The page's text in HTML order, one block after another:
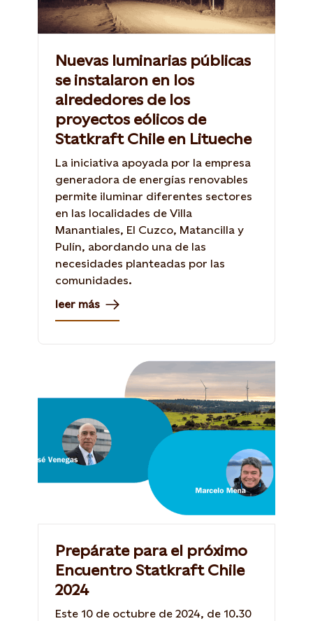
Nuevas luminarias públicas
se instalaron en los
alrededores de los
proyectos eólicos de
Statkraft Chile en Litueche
La iniciativa apoyada por la empresa
generadora de energías renovables
permite iluminar diferentes sectores
en las localidades de Villa
Manantiales, El Cuzco, Matancilla y
Pulín, abordando una de las
necesidades planteadas por las
comunidades.
leer más
Prepárate para el próximo
Encuentro Statkraft Chile
2024
Este 10 de octubre de 2024, de 10.30